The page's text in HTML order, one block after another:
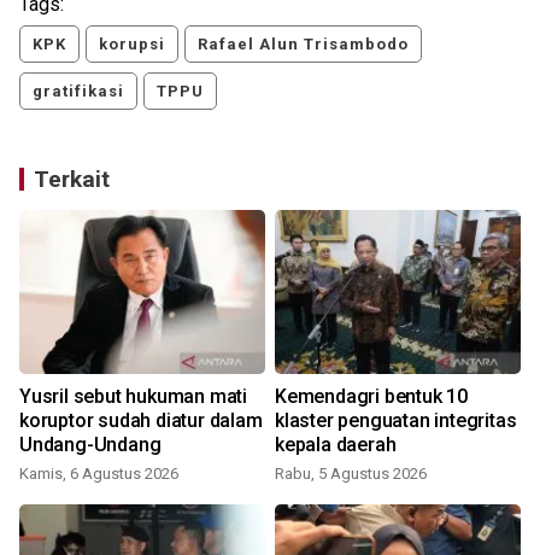
KPK korupsi Rafael Alun Trisambodo
gratifikasi TPPU
Terkait
Yusril sebut hukuman mati
koruptor sudah diatur dalam
Undang-Undang
Kamis, 6 Agustus 2026
Kemendagri bentuk 10
klaster penguatan integritas
kepala daerah
Rabu, 5 Agustus 2026